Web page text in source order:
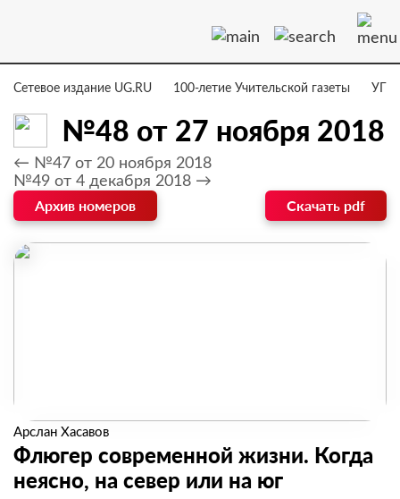
Сетевое издание UG.RU 100-летие Учительской газеты УГ –
№48 от 27 ноября 2018
← №47 от 20 ноября 2018
№49 от 4 декабря 2018 →
Архив номеров Скачать pdf
Арслан Хасавов
Флюгер современной жизни. Когда
неясно, на север или на юг